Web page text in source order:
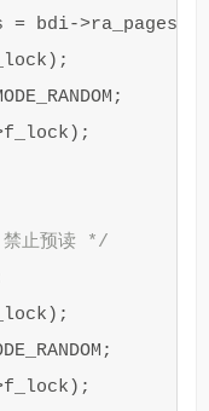
= bdi->ra_pages
);
;
f_lock );
禁止预读 */
);
;
f_lock );